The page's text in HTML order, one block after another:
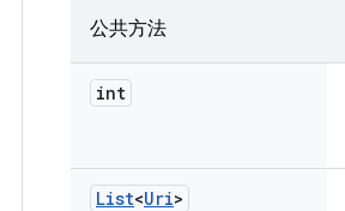
公共方法
int
List<Uri>